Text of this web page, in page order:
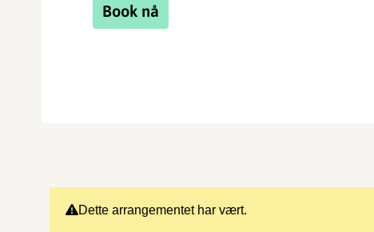
Book nå
Dette arrangementet har vært.